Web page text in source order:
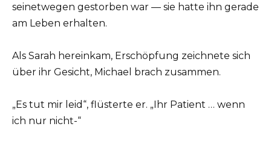
seinetwegen gestorben war — sie hatte ihn gerade
am Leben erhalten.
Als Sarah hereinkam, Erschöpfung zeichnete sich
über ihr Gesicht, Michael brach zusammen.
„Es tut mir leid“, flüsterte er. „Ihr Patient … wenn
ich nur nicht-“